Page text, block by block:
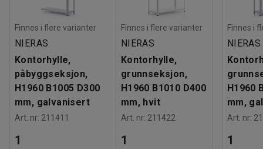
Finnes i flere varianter
NIERAS
Kontorhylle,
påbyggseksjon,
H1960 B1005 D300
mm, galvanisert
Art. nr: 211411
1
Finnes i flere varianter
NIERAS
Kontorhylle,
grunnseksjon,
H1960 B1010 D400
mm, hvit
Art. nr: 211422
1
Finnes i
NIERAS
H1960
mm,
Art. nr:
1